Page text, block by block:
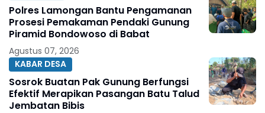
Polres Lamongan Bantu Pengamanan
Prosesi Pemakaman Pendaki Gunung
Piramid Bondowoso di Babat
Agustus 07, 2026
KABAR DESA
Sosrok Buatan Pak Gunung Berfungsi
Efektif Merapikan Pasangan Batu Talud
Jembatan Bibis